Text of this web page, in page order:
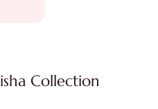
Collection